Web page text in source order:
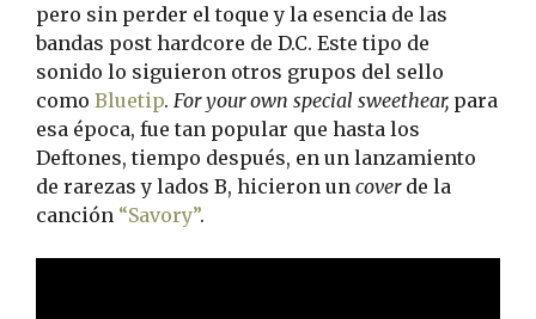
pero sin perder el toque y la esencia de las
bandas post hardcore de D.C. Este tipo de
sonido lo siguieron otros grupos del sello
como Bluetip. For your own special sweethear, para
esa época, fue tan popular que hasta los
Deftones, tiempo después, en un lanzamiento
de rarezas y lados B, hicieron un coverde la
canción “Savory”.